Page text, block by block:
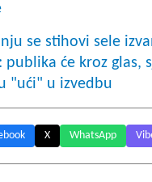
se stihovi sele
publika će kroz glas,
"ući" u izvedbu
X WhatsApp